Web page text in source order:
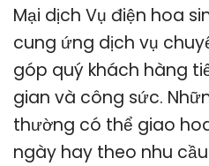
Mại dịch Vụ điện hoa
cung ứng dịch vụ
góp quý khách hàng
gian và công sức.
thường có thể giao
ngày hay theo nhu